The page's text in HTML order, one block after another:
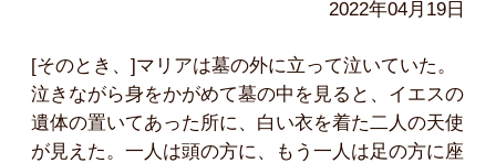
2022年04月19日
[そのとき、]マリアは墓の外に立って泣いていた。
泣きながら身をかがめて墓の中を見ると、イエスの
遺体の置いてあった所に、白い衣を着た二人の天使
が見えた。一人は頭の方に、もう一人は足の方に座